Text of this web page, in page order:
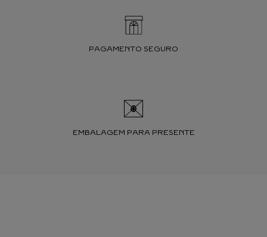
PAGAMENTO SEGURO
EMBALAGEM PARA PRESENTE